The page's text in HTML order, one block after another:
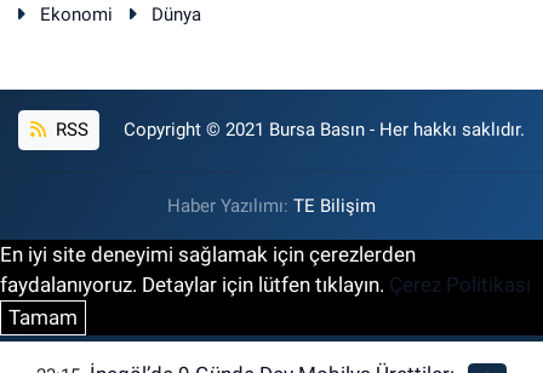
Ekonomi
Dünya
RSS Copyright © 2021 Bursa Basın - Her hakkı saklıdır.
Haber Yazılımı: TE Bilişim
En iyi site deneyimi sağlamak için çerezlerden
faydalanıyoruz. Detaylar için lütfen tıklayın. Çerez Politikası
Tamam